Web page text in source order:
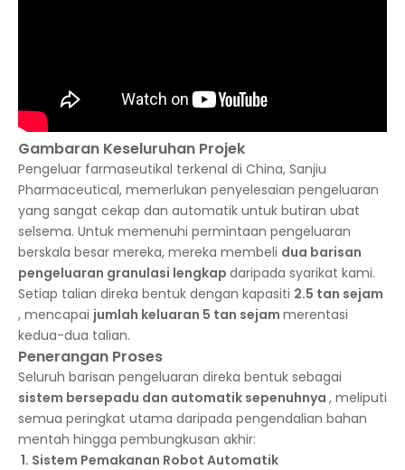
Gambaran Keseluruhan Projek
Pengeluar farmaseutikal terkenal di China, Sanjiu
Pharmaceutical, memerlukan penyelesaian pengeluaran
yang sangat cekap dan automatik untuk butiran ubat
selsema. Untuk memenuhi permintaan pengeluaran
berskala besar mereka, mereka membeli dua barisan
pengeluaran granulasi lengkap daripada syarikat kami.
Setiap talian direka bentuk dengan kapasiti 2.5 tan sejam
, mencapai jumlah keluaran 5 tan sejam merentasi
kedua-dua talian.
Penerangan Proses
Seluruh barisan pengeluaran direka bentuk sebagai
sistem bersepadu dan automatik sepenuhnya , meliputi
semua peringkat utama daripada pengendalian bahan
mentah hingga pembungkusan akhir:
1. Sistem Pemakanan Robot Automatik